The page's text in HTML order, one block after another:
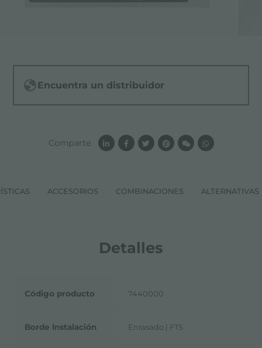
ACCESORIOS COMBINACIONES ALTERNATIVAS
Detalles
Código producto 7440000
Borde Instalación Enrasado | FTS
Encuentra un distribuidor
Comparte